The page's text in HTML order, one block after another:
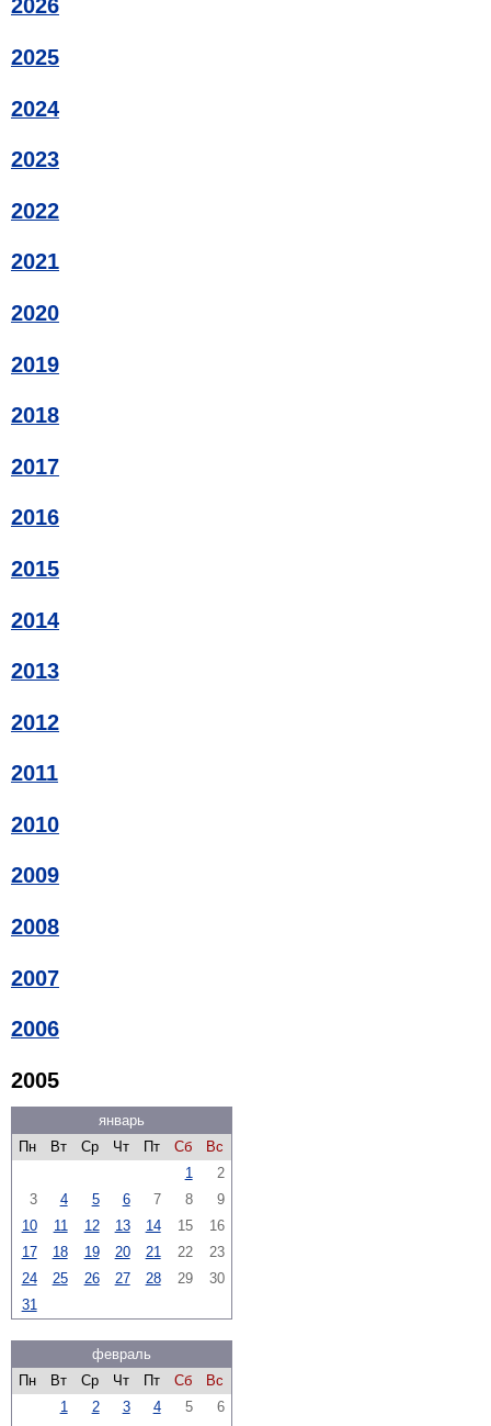
2026
2025
2024
2023
2022
2021
2020
2019
2018
2017
2016
2015
2014
2013
2012
2011
2010
2009
2008
2007
2006
2005
январь
Пн
Вт Ср Чт Пт Сб
Вс
1
2
3
4 5 6 7 8
9
10
11 12 13 14 15
16
17
18 19 20 21 22
23
24
25 26 27 28 29
30
31
февраль
Пн
Вт Ср Чт Пт Сб
Вс
1
2 3 4 5
6